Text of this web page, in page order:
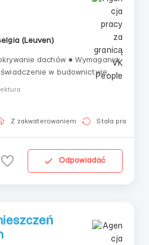
(Leuven)
w budownictwie,
● Miejsce pracy:
Z zakwaterowaniem Stała praca
Odpowiadać